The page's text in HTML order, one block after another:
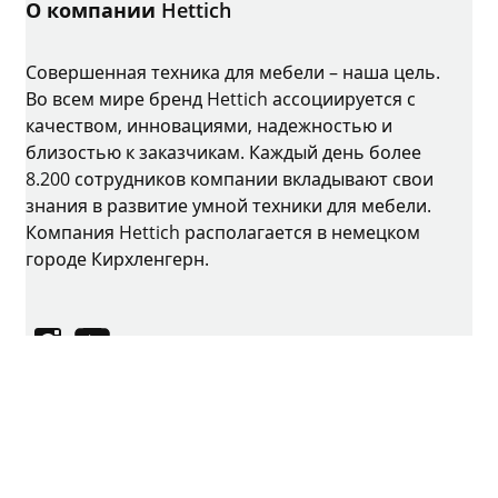
О компании Hettich
Совершенная техника для мебели – наша цель.
Во всем мире бренд Hettich ассоциируется с
качеством, инновациями, надежностью и
близостью к заказчикам. Каждый день более
8.200 сотрудников компании вкладывают свои
знания в развитие умной техники для мебели.
Компания Hettich располагается в немецком
городе Кирхленгерн.